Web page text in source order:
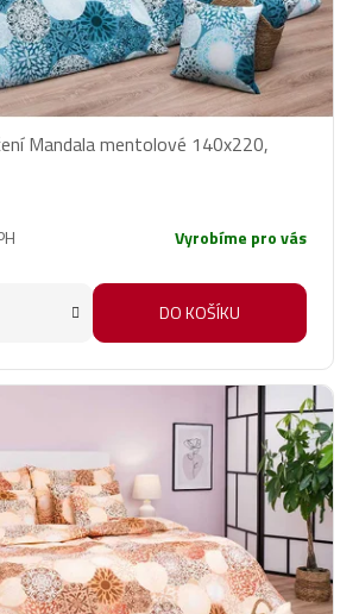
Mandala mentolové 140x220,
Vyrobíme pro vás
DO KOŠÍKU